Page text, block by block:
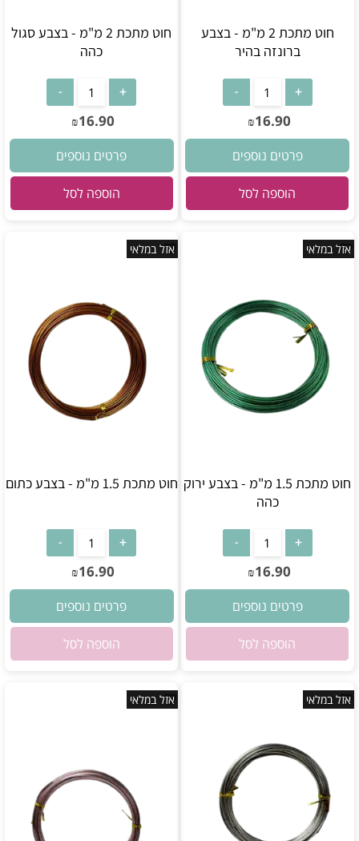
חוט מתכת 2 מ"מ - בצבע
ברונזה בהיר
₪16.90
פרטים נוספים
הוספה לסל
חוט מתכת 2 מ"מ - בצבע סגול
כהה
₪16.90
פרטים נוספים
הוספה לסל
אזל במלאי
חוט מתכת 1.5 מ"מ - בצבע ירוק
כהה
₪16.90
פרטים נוספים
הוספה לסל
אזל במלאי
חוט מתכת 1.5 מ"מ - בצבע כתום
₪16.90
פרטים נוספים
הוספה לסל
אזל במלאי אזל במלאי